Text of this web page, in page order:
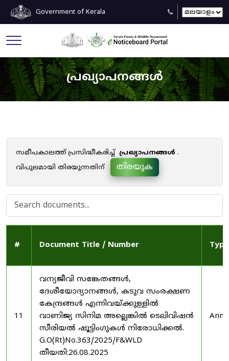
Government of Kerala
പ്രഖ്യാപനങ്ങൾ
സമീപകാലത്ത് പ്രസിദ്ധീകരിച്ച് പ്രഖ്യാപനങ്ങൾ .
വിപുലമായി തിരയുന്നതിന്
തിരയുക
# Document Title / Number Type
11
വന്യജീവി സങ്കേതങ്ങൾ,
ദേശീയോദ്യാനങ്ങൾ, കടുവ സംരക്ഷണ
കേന്ദ്രങ്ങൾ എന്നിവയ്ക്കുള്ളിൽ
വാണിജ്യ സിനിമ അല്ലെങ്കിൽ ടെലിവിഷൻ
സീരിയൽ ഷൂട്ടിംഗുകൾ നിരോധിക്കൽ.
G.O(Rt)No.363/2025/F&WLD
തീയതി:26.08.2025